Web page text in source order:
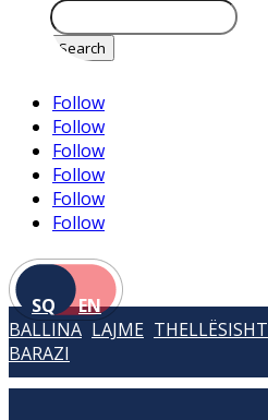
Follow
Follow
Follow
Follow
Follow
Follow
SQ EN
BALLINA LAJME THELLËSISHT
BARAZI